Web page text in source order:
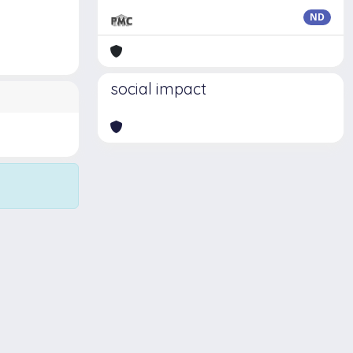
ND
social impact